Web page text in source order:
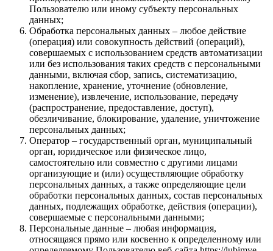
Пользователю или иному субъекту персональных
данных;
Обработка персональных данных – любое действие
(операция) или совокупность действий (операций),
совершаемых с использованием средств автоматизации
или без использования таких средств с персональными
данными, включая сбор, запись, систематизацию,
накопление, хранение, уточнение (обновление,
изменение), извлечение, использование, передачу
(распространение, предоставление, доступ),
обезличивание, блокирование, удаление, уничтожение
персональных данных;
Оператор – государственный орган, муниципальный
орган, юридическое или физическое лицо,
самостоятельно или совместно с другими лицами
организующие и (или) осуществляющие обработку
персональных данных, а также определяющие цели
обработки персональных данных, состав персональных
данных, подлежащих обработке, действия (операции),
совершаемые с персональными данными;
Персональные данные – любая информация,
относящаяся прямо или косвенно к определенному или